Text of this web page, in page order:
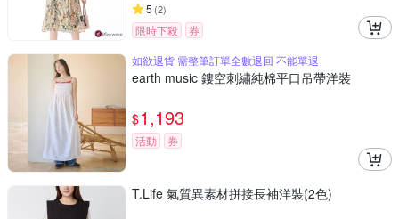
5 (2)
限時下殺
券
如欲退貨 需整筆訂單全數退回 不能單退
earth music 鏤空刺繡純棉平口吊帶洋裝
$1,193
活動 券
T.Life 氣質異素材拼接長袖洋裝(2色)